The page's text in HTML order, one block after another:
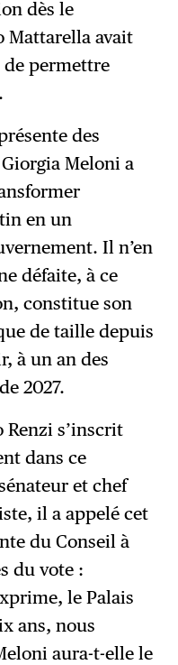
dès le
Mattarella avait
permettre
des
Meloni a
en un
Il n’en
défaite, à ce
constitue son
de taille depuis
à un an des
2027.
Renzi s’inscrit
dans ce
et chef
il a appelé cet
du Conseil à
du vote :
le Palais
ans, nous
aura-t-elle le